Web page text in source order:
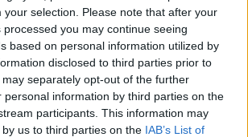
your selection. Please note that after your
you may continue seeing
based on personal information utilized by
disclosed to third parties prior to
separately opt-out of the further
personal information by third parties on the
participants. This information may
us to third parties on the IAB’s List of
Következő cikk
Egykori főnöke Marc
legkönnyebben együtt
dolgozni, azt is elmondta,